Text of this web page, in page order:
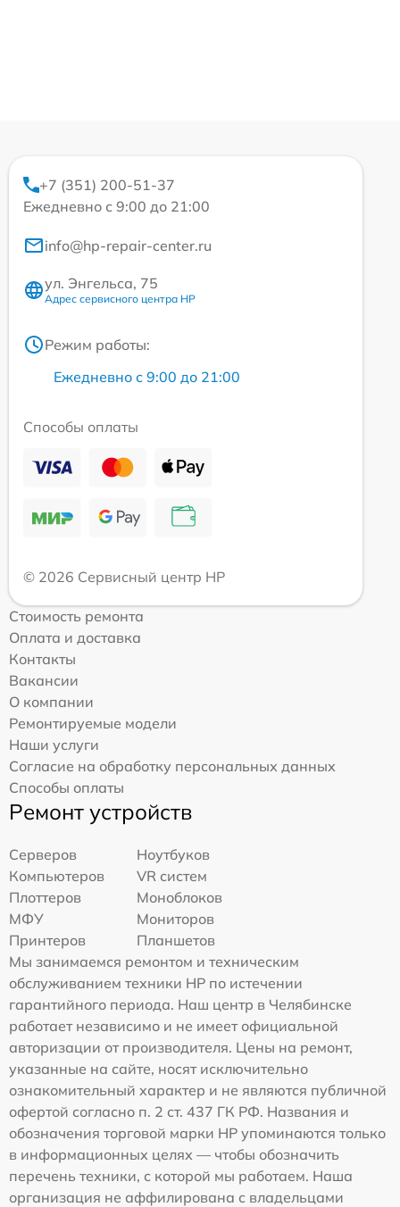
+7 (351) 200-51-37
Ежедневно с 9:00 до 21:00
info@hp-repair-center.ru
ул. Энгельса, 75
Адрес сервисного центра HP
Режим работы:
Ежедневно с 9:00 до 21:00
Способы оплаты
© 2026 Сервисный центр HP
Стоимость ремонта
Оплата и доставка
Контакты
Вакансии
О компании
Ремонтируемые модели
Наши услуги
Согласие на обработку персональных данных
Способы оплаты
Ремонт устройств
Серверов
Ноутбуков
Компьютеров
VR систем
Плоттеров
Моноблоков
МФУ
Мониторов
Принтеров
Планшетов
Мы занимаемся ремонтом и техническим
обслуживанием техники HP по истечении
гарантийного периода. Наш центр в Челябинске
работает независимо и не имеет официальной
авторизации от производителя. Цены на ремонт,
указанные на сайте, носят исключительно
ознакомительный характер и не являются публичной
офертой согласно п. 2 ст. 437 ГК РФ. Названия и
обозначения торговой марки HP упоминаются только
в информационных целях — чтобы обозначить
перечень техники, с которой мы работаем. Наша
организация не аффилирована с владельцами